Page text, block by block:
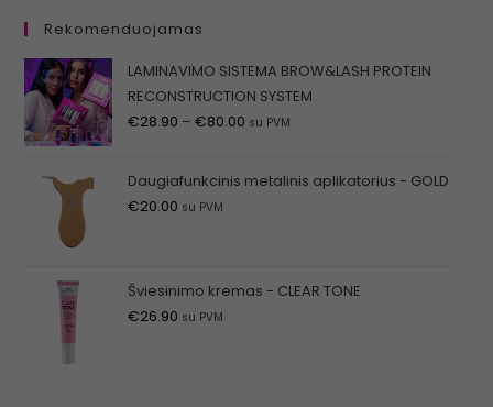
Rekomenduojamas
LAMINAVIMO SISTEMA BROW&LASH PROTEIN
RECONSTRUCTION SYSTEM
€28.90 – €80.00 su PVM
Daugiafunkcinis metalinis aplikatorius - GOLD
€20.00 su PVM
Šviesinimo kremas - CLEAR TONE
€26.90 su PVM